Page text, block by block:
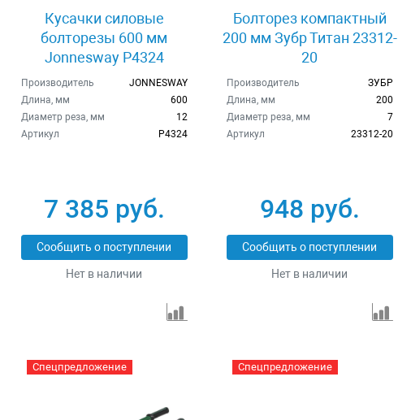
Кусачки силовые
болторезы 600 мм
Jonnesway P4324
Производитель
JONNESWAY
Длина, мм
600
Диаметр реза, мм
12
Артикул
P4324
7 385 руб.
Сообщить о поступлении
Нет в наличии
Болторез компактный
200 мм Зубр Титан 23312-
20
Производитель
ЗУБР
Длина, мм
200
Диаметр реза, мм
7
Артикул
23312-20
948 руб.
Сообщить о поступлении
Нет в наличии
Спецпредложение Спецпредложение